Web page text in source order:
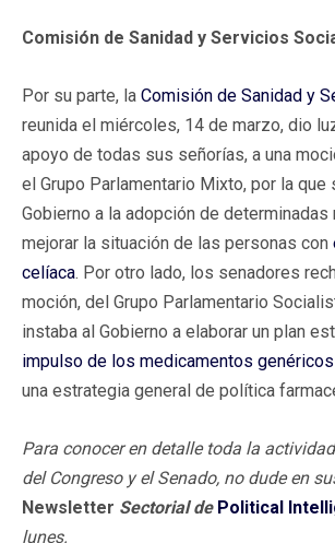
Comisión de Sanidad y Servicios
Por su parte, la Comisión de Sanidad y
reunida el miércoles, 14 de marzo, dio
apoyo de todas sus señorías, a una
el Grupo Parlamentario Mixto, por la que
Gobierno a la adopción de determinadas
mejorar la situación de las personas con
celíaca. Por otro lado, los senadores
moción, del Grupo Parlamentario
instaba al Gobierno a elaborar un plan
impulso de los medicamentos genéricos
una estrategia general de política
Para conocer en detalle toda la
del Congreso y el Senado, no dude en
Newsletter Sectorial de Political
lunes.